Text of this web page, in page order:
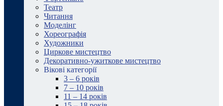
Театр
Читання
Моделінг
Хореографія
Художники
Циркове мистецтво
Декоративно-ужиткове мистецтво
Вікові категорії
3 – 6 років
7 – 10 років
11 – 14 років